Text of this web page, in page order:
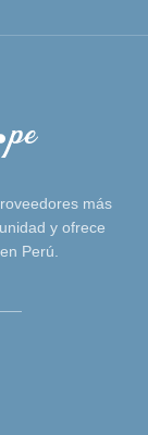
más
y ofrece
Perú.